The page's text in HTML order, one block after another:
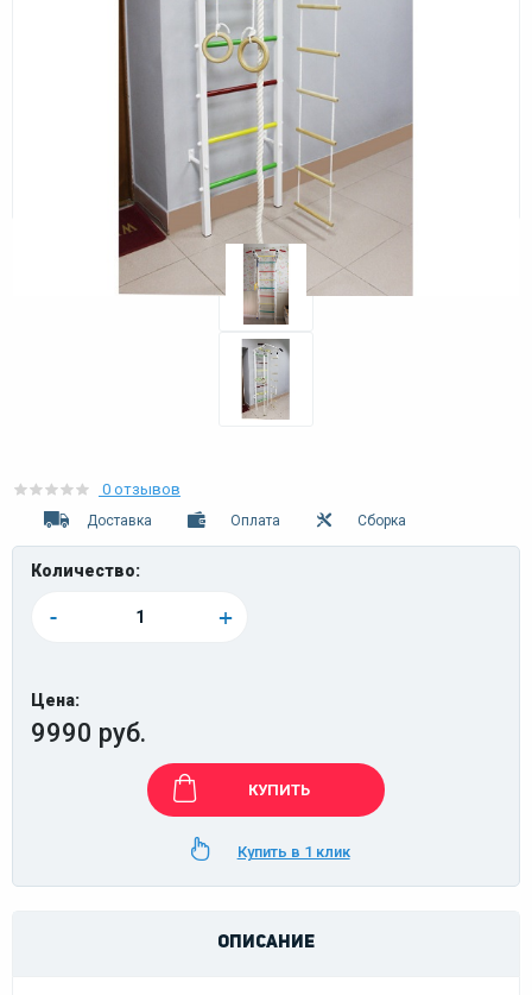
0 отзывов
Доставка Оплата Сборка
Количество:
- +
Цена:
9990 руб.
КУПИТЬ
Купить в 1 клик
ОПИСАНИЕ